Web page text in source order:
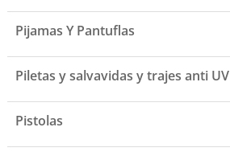
Pijamas Y Pantuflas
Piletas y salvavidas y trajes anti UV
Pistolas